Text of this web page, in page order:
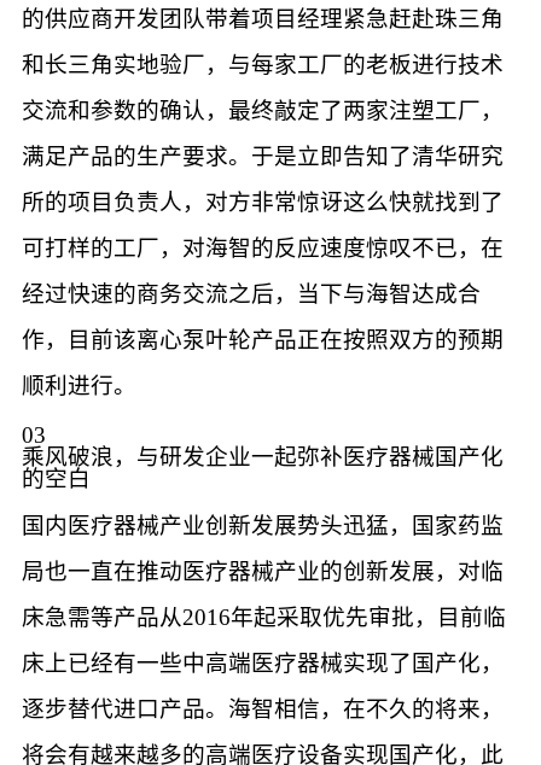
的供应商开发团队带着项目经理紧急赶赴珠三角
和长三角实地验厂，与每家工厂的老板进行技术
交流和参数的确认，最终敲定了两家注塑工厂，
满足产品的生产要求。于是立即告知了清华研究
所的项目负责人，对方非常惊讶这么快就找到了
可打样的工厂，对海智的反应速度惊叹不已，在
经过快速的商务交流之后，当下与海智达成合
作，目前该离心泵叶轮产品正在按照双方的预期
顺利进行。
03
乘风破浪，与研发企业一起弥补医疗器械国产化
的空白
国内医疗器械产业创新发展势头迅猛，国家药监
局也一直在推动医疗器械产业的创新发展，对临
床急需等产品从2016年起采取优先审批，目前临
床上已经有一些中高端医疗器械实现了国产化，
逐步替代进口产品。海智相信，在不久的将来，
将会有越来越多的高端医疗设备实现国产化，此